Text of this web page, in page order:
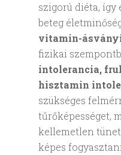
szigorú diéta, így
beteg
vitamin-
fizikai
intolerancia,
hisztamin
szükséges
tűrőképességet,
kellemetlen
képes